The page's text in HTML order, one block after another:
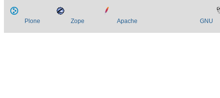
Plone Zope Apache GNU